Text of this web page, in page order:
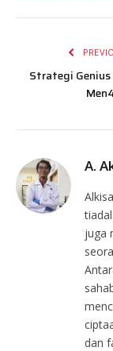
Strategi
A.
juga
dan